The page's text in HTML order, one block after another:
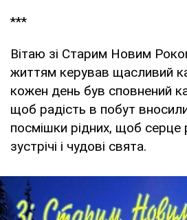
***
Вітаю зі Старим Новим
життям керував щасливий
кожен день був сповнений
щоб радість в побут вносили
посмішки рідних, щоб серце
зустрічі і чудові свята.